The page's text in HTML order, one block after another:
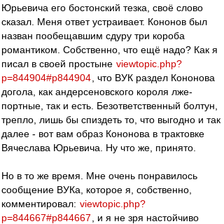
Юрьевича его бостонский тезка, своё слово
сказал. Меня ответ устраивает. Кононов был
назван пообещавшим сдуру три короба
романтиком. Собственно, что ещё надо? Как я
писал в своей простыне viewtopic.php?
p=844904#p844904 , что ВУК раздел Кононова
догола, как андерсеновского короля лже-
портные, так и есть. Безответственный болтун,
трепло, лишь бы спиздеть то, что выгодно и так
далее - вот вам образ Кононова в трактовке
Вячеслава Юрьевича. Ну что же, принято.
Но в то же время. Мне очень понравилось
сообщение ВУКа, которое я, собственно,
комментировал: viewtopic.php?
p=844667#p844667
, и я не зря настойчиво